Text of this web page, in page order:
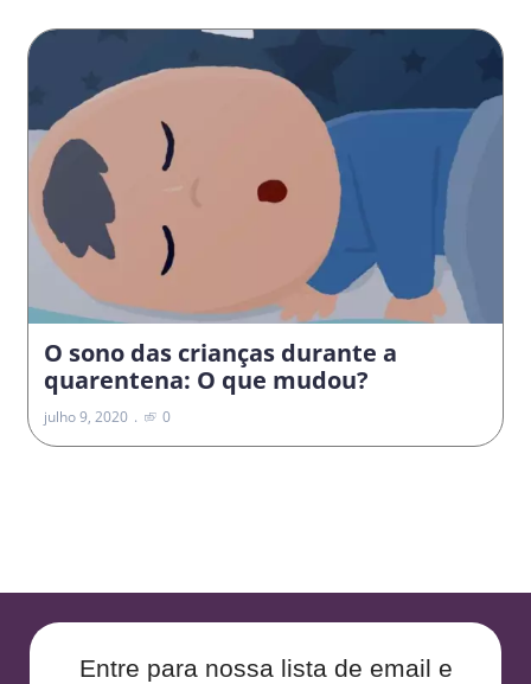
O sono das crianças durante a
quarentena: O que mudou?
julho 9, 2020 0
Entre para nossa lista de email e